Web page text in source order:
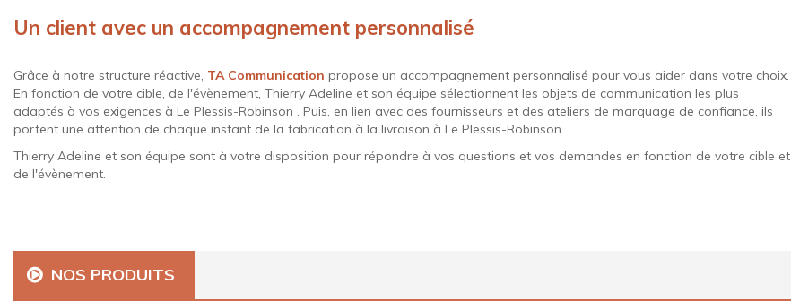
Un client avec un accompagnement personnalisé
Grâce à notre structure réactive, TA Communication propose un accompagnement personnalisé pour vous aider dans votre choix.
En fonction de votre cible, de l'évènement, Thierry Adeline et son équipe sélectionnent les objets de communication les plus
adaptés à vos exigences à Le Plessis-Robinson . Puis, en lien avec des fournisseurs et des ateliers de marquage de confiance, ils
portent une attention de chaque instant de la fabrication à la livraison à Le Plessis-Robinson .
Thierry Adeline et son équipe sont à votre disposition pour répondre à vos questions et vos demandes en fonction de votre cible et
de l'évènement.
NOS PRODUITS